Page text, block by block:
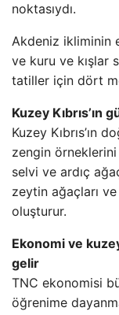
noktasıydı.
Akdeniz ikliminin
ve kuru ve kışlar
tatiller için dört
Kuzey Kıbrıs’ın
Kuzey Kıbrıs’ın
zengin
selvi ve ardıç
zeytin ağaçları
oluşturur.
Ekonomi ve
gelir
TNC ekonomisi
öğrenime